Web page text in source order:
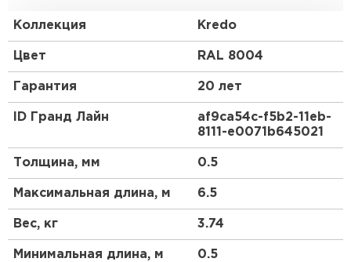
существенно повышает ее прочность.
Средиземноморский стиль кровли, а мягкие и
Kredo схожесть с натуральной черепицей. С Kredo
Ваш дом будет выразительным и оригинальным
долгие годы.
Коллекция Kredo
Цвет RAL 8004
Гарантия 20 лет
ID Гранд Лайн
af9ca54c-f5b2-11eb-
8111-e0071b645021
Толщина, мм 0.5
Максимальная длина, м 6.5
Вес, кг 3.74
Минимальная длина, м 0.5